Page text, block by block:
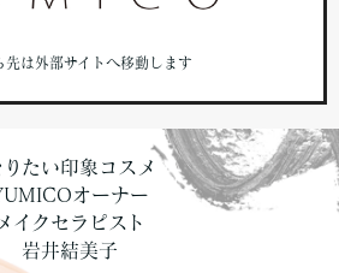
先は外部サイトへ移動します
りたい印象コスメ
オーナー
メイクセラピスト
岩井結美子